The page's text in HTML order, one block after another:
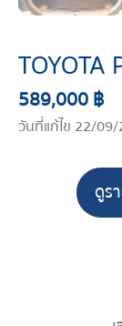
TOYOTA
589,000 ฿
วันที่แก้ไข 22/
ดูร